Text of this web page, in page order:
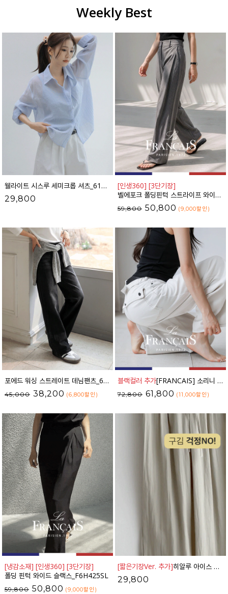
Weekly Best
웰라이트 시스루 세미크롭 셔츠_61SH2490
29,800
[인생360] [3단기장]
벨에포크 폴딩핀턱 스트라이프 와이드 슬랙스_F6S238SL
59,800 50,800 (9,000할인 )
포에드 워싱 스트레이트 데님팬츠_61DP1708
45,000 38,200 (6,800할인 )
블랙컬러 추가[FRANCAIS] 소리니 스티치 커브드 데님 팬츠_62DP2585
72,800 61,800 (11,000할인 )
[냉감소재] [인생360] [3단기장]
폴딩 핀턱 와이드 슬랙스_F6H425SL
59,800 50,800 (9,000할인 )
[짧은기장Ver. 추가]히알루 아이스 밴딩 와이드 팬츠_42PT1784
29,800